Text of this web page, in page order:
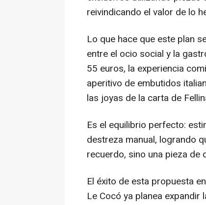
reivindicando el valor de lo
Lo que hace que este plan
entre el ocio social y la
55 euros, la experiencia
aperitivo de embutidos
las joyas de la carta de
Es el equilibrio perfecto:
destreza manual, logrando
recuerdo, sino una pieza de
El éxito de esta propuesta
Le Cocó ya planea expandir